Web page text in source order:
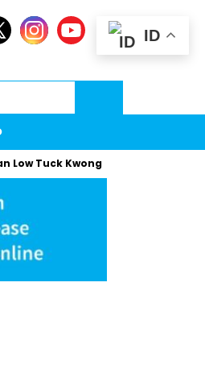
Kwong ke Rekor Baru
ID